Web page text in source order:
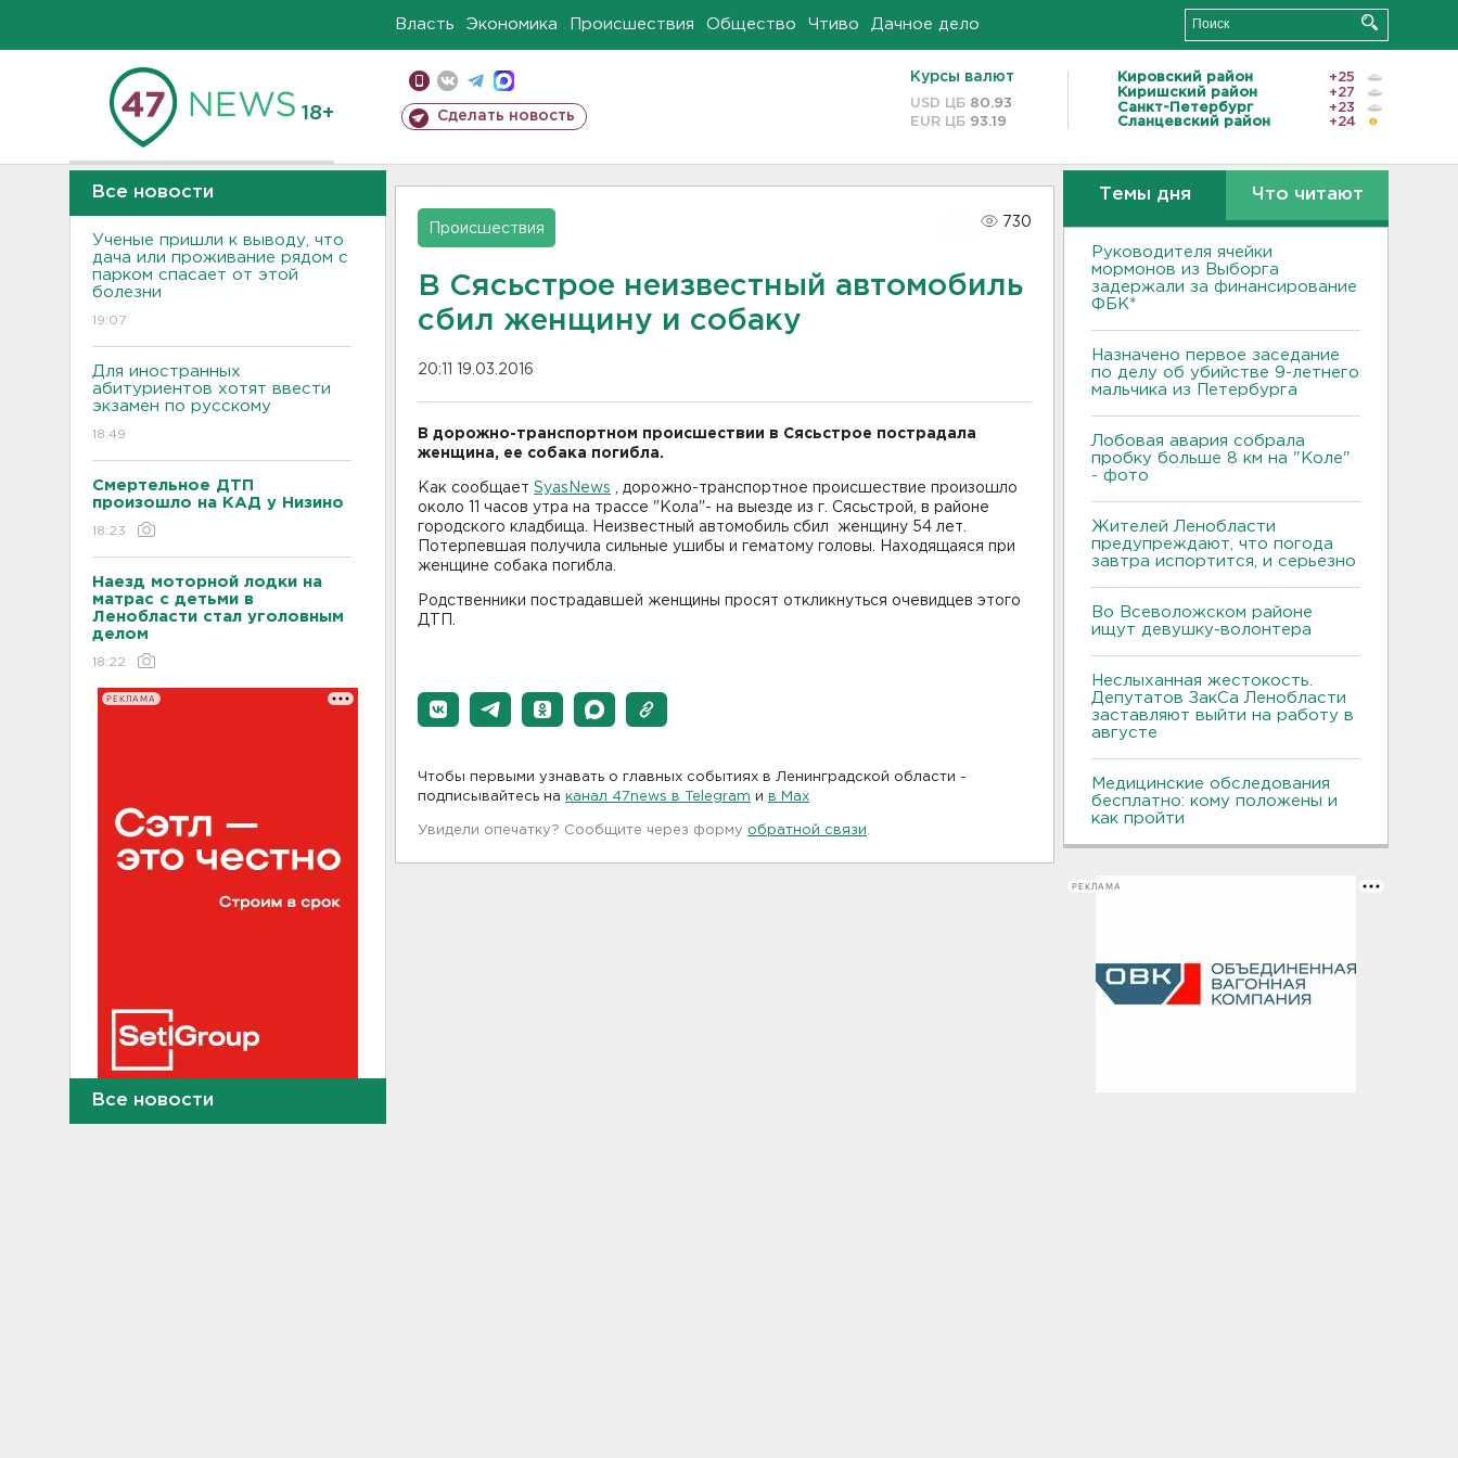
Власть Экономика Происшествия Общество Чтиво Дачное дело
18+ Сделать новость
Курсы валют
USD ЦБ 80.93
EUR ЦБ 93.19
Кировский район
+25
Киришский район
+27
Санкт-Петербург
+23
Сланцевский район
+24
Все новости
Ученые пришли к выводу, что
дача или проживание рядом с
парком спасает от этой
болезни
19:07
Для иностранных
абитуриентов хотят ввести
экзамен по русскому
18:49
Смертельное ДТП
произошло на КАД у Низино
18:23
Наезд моторной лодки на
матрас с детьми в
Ленобласти стал уголовным
делом
18:22
РЕКЛАМА
Все новости
Происшествия
730
В Сясьстрое неизвестный автомобиль
сбил женщину и собаку
20:11 19.03.2016
В дорожно-транспортном происшествии в Сясьстрое пострадала
женщина, ее собака погибла.
Как сообщает SyasNews , дорожно-транспортное происшествие произошло
около 11 часов утра на трассе "Кола"- на выезде из г. Сясьстрой, в районе
городского кладбища. Неизвестный автомобиль сбил женщину 54 лет.
Потерпевшая получила сильные ушибы и гематому головы. Находящаяся при
женщине собака погибла.
Родственники пострадавшей женщины просят откликнуться очевидцев этого
ДТП.
Чтобы первыми узнавать о главных событиях в Ленинградской области -
подписывайтесь на канал 47news в Telegram и в Maх
Увидели опечатку? Сообщите через форму обратной связи
Темы дня Что читают
Руководителя ячейки
мормонов из Выборга
задержали за финансирование
ФБК*
Назначено первое заседание
по делу об убийстве 9-летнего
мальчика из Петербурга
Лобовая авария собрала
пробку больше 8 км на "Коле"
- фото
Жителей Ленобласти
предупреждают, что погода
завтра испортится, и серьезно
Во Всеволожском районе
ищут девушку-волонтера
Неслыханная жестокость.
Депутатов ЗакСа Ленобласти
заставляют выйти на работу в
августе
Медицинские обследования
бесплатно: кому положены и
как пройти
РЕКЛАМА